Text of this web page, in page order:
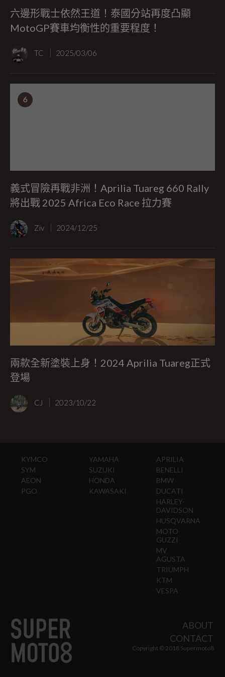
六邊形戰士依然王道！泰國分站再度凸顯
MotoGP賽車均衡性的重要程度！
TC 2025/03/06
6
義式冒險再戰非洲！Aprilia Tuareg 660 Rally
將出戰 2025 Africa Eco Race 拉力賽
Ziv 2024/12/25
兩款全新塗裝上身！2024 Aprilia Tuareg正式
登場
CJ 2023/10/22
KYMCO
SYM
AEON
PGO
YAMAHA
SUZUKI
HONDA
KAWASAKI
APRILIA
BENELLI
BMW
DUCATI
HARLEY-
DAVIDSON
HUSQVARNA
MOTO
GUZZI
MV
AGUSTA
TRIUMPH
KTM
VESPA
ABOUT
CONTACT
Copyright © 2018 Supermoto8